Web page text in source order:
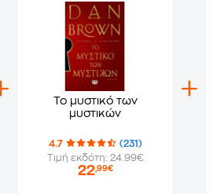
Το μυστικό των
μυστικών
4.7
(231)
Τιμή εκδότη: 24.99€
22,99€